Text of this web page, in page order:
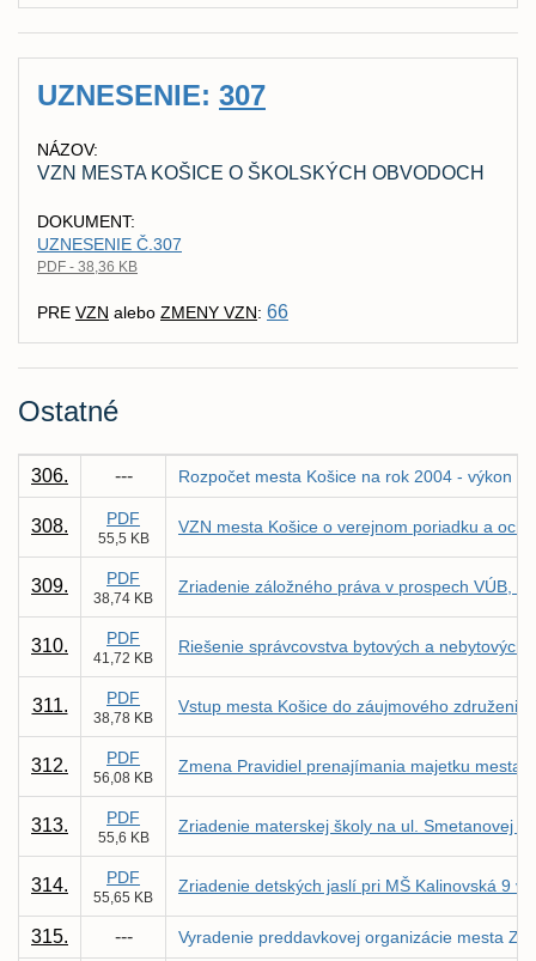
UZNESENIE: 307
NÁZOV:
VZN MESTA KOŠICE O ŠKOLSKÝCH OBVODOCH
DOKUMENT:
UZNESENIE Č.307
PDF - 38,36 KB
PRE VZN alebo ZMENY VZN: 66
Ostatné
306. --- Rozpočet mesta Košice na rok 2004 - výkon
308. PDF
55,5 KB
VZN mesta Košice o verejnom poriadku a
309. PDF
38,74 KB
Zriadenie záložného práva v prospech VÚB,
310. PDF
41,72 KB
Riešenie správcovstva bytových a
311. PDF
38,78 KB
Vstup mesta Košice do záujmového
312. PDF
56,08 KB
Zmena Pravidiel prenajímania majetku mesta
313. PDF
55,6 KB
Zriadenie materskej školy na ul. Smetanovej
314. PDF
55,65 KB
Zriadenie detských jaslí pri MŠ Kalinovská 9 v
315. --- Vyradenie preddavkovej organizácie mesta